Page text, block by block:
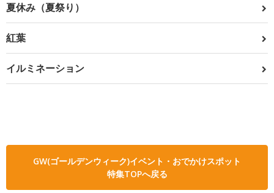
夏休み（夏祭り）
紅葉
イルミネーション
GW(ゴールデンウィーク)イベント・おでかけスポット
特集TOPへ戻る